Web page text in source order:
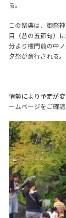
る。
この祭典は、御祭
目（昔の五節句）
分より楼門前の中
夕祭が斎行される。
情勢により予定が
ームページをご確認